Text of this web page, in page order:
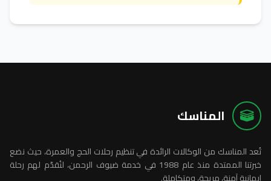
المناسك
تُعد المناسك من الوكالات الرائدة في تنظيم رحلات الحج والعمرة، حيث نضع
خبرتنا الممتدة منذ عام 1988 في خدمة ضيوف الرحمن، لنُقدّم لهم رحلة